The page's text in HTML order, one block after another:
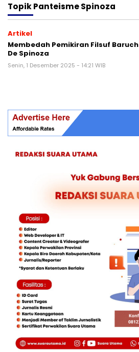
TopikPanteisme Spinoza
Artikel
Membedah Pemikiran Filsuf Baruch
De Spinoza
Senin, 1 Desember 2025 - 14:21 WIB